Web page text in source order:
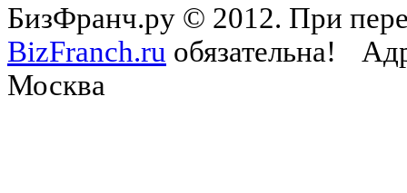
БизФранч.ру © 2012. При
BizFranch.ru обязательна!
Москва